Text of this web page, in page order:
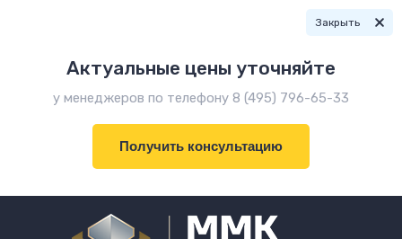
Актуальные цены уточняйте
у менеджеров по телефону 8 (495) 796-65-33
Получить консультацию
Закрыть